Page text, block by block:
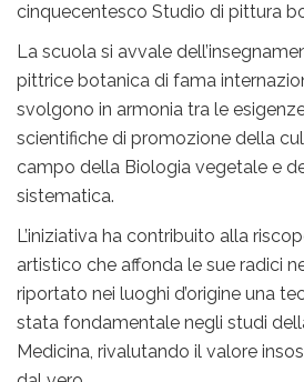
cinquecentesco Studio di pittura
La scuola si avvale
pittrice botanica di fama
svolgono in armonia tra le
scientifiche di promozione della
campo della Biologia vegetale e
sistematica.
L’iniziativa ha contribuito alla
artistico che affonda le sue radici
riportato nei luoghi d’origine una
stata fondamentale negli studi
Medicina, rivalutando il valore